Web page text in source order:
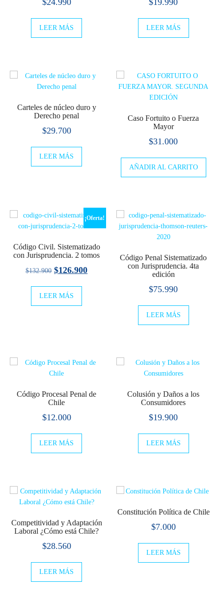
LEER MÁS LEER MÁS
Carteles de núcleo duro y
Derecho penal
$29.700
LEER MÁS
Caso Fortuito o Fuerza
Mayor
$31.000
AÑADIR AL CARRITO
¡Oferta!
Código Civil. Sistematizado
con Jurisprudencia. 2 tomos
$132.900 El
original
$126.900El
LEER MÁS
Código Penal Sistematizado
con Jurisprudencia. 4ta
edición
$75.990
LEER MÁS
Código Procesal Penal de
Chile
$12.000
LEER MÁS
Colusión y Daños a los
Consumidores
$19.900
LEER MÁS
Competitividad y Adaptación
Laboral ¿Cómo está Chile?
$28.560
LEER MÁS
Constitución Política de Chile
$7.000
LEER MÁS